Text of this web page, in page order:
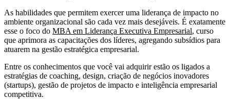
As habilidades que permitem exercer uma liderança de impacto no
ambiente organizacional são cada vez mais desejáveis. É exatamente
esse o foco do MBA em Liderança Executiva Empresarial, curso
que aprimora as capacitações dos líderes, agregando subsídios para
atuarem na gestão estratégica empresarial.
Entre os conhecimentos que você vai adquirir estão os ligados a
estratégias de coaching, design, criação de negócios inovadores
(startups), gestão de projetos de impacto e inteligência empresarial
competitiva.